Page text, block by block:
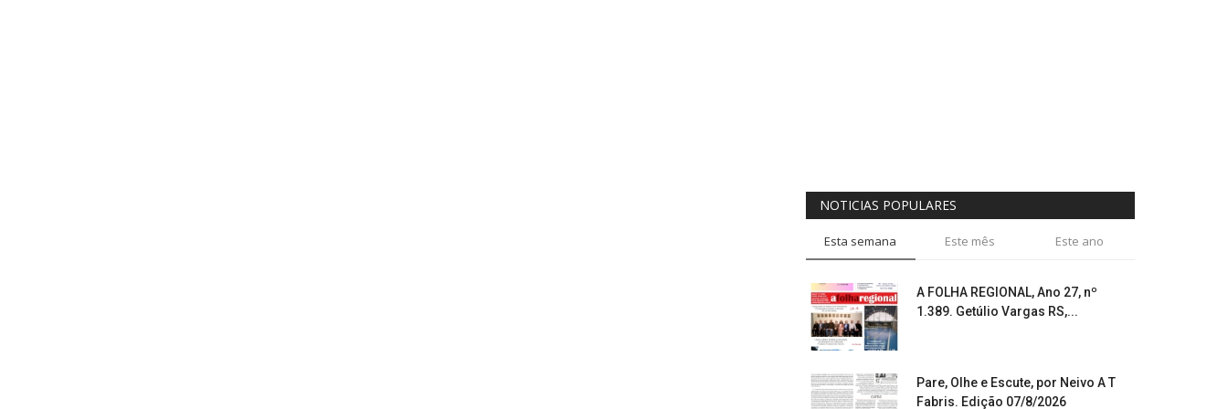
NOTICIAS POPULARES
Esta semana Este mês Este ano
A FOLHA REGIONAL, Ano 27, nº
1.389. Getúlio Vargas RS,...
Pare, Olhe e Escute, por Neivo A T
Fabris. Edição 07/8/2026